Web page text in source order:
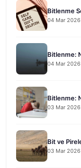
Bitlenme
04 Mar 2026
Bitlenme:
04 Mar 2026
Bitlenme:
03 Mar 2026
Bit ve
03 Mar 2026